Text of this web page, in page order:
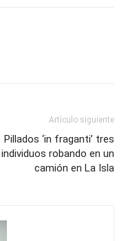
Artículo siguiente
Pillados ‘in fraganti’ tres
individuos robando en un
camión en La Isla